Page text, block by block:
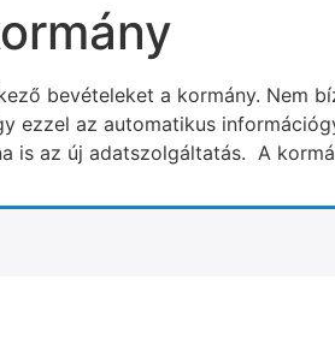
bevételeket a kormány. Nem
ezzel az automatikus
is az új adatszolgáltatás. A